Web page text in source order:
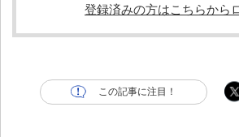
登録済みの方はこちらから
この記事に注目！